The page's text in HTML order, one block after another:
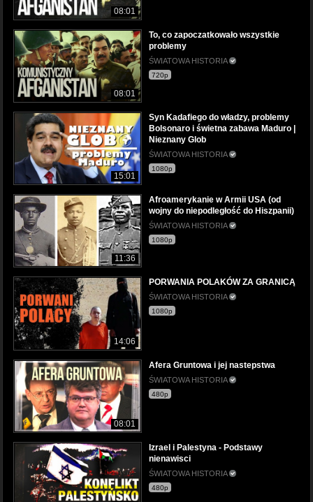
08:01
08:01
To, co zapoczatkowało wszystkie
problemy
ŚWIATOWA HISTORIA
720p
15:01
Syn Kadafiego do władzy, problemy
Bolsonaro i świetna zabawa Maduro |
Nieznany Glob
ŚWIATOWA HISTORIA
1080p
11:36
Afroamerykanie w Armii USA (od
wojny do niepodległość do Hiszpanii)
ŚWIATOWA HISTORIA
1080p
14:06
PORWANIA POLAKÓW ZA GRANICĄ
ŚWIATOWA HISTORIA
1080p
08:01
Afera Gruntowa i jej nastepstwa
ŚWIATOWA HISTORIA
480p
Izrael i Palestyna - Podstawy
nienawisci
ŚWIATOWA HISTORIA
480p